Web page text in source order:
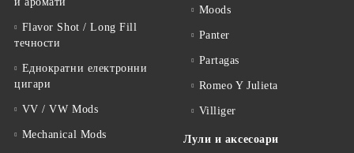
Flavor Shot / Long Fill
течности
Еднократни електронни
цигари
VV / VW Mods
Mechanical Mods
Moods
Panter
Partagas
Romeo Y Julieta
Villiger
Лули и аксесоари